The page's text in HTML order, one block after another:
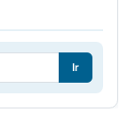
Ir